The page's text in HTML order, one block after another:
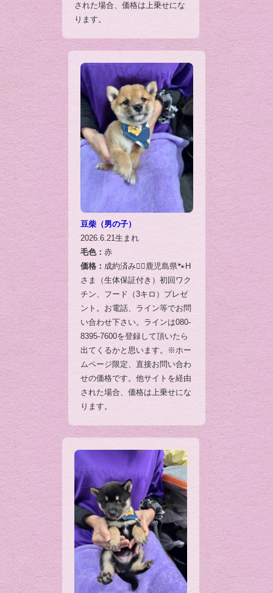
された場合、価格は上乗せにな
ります。
豆柴（男の子）
2026.6.21生まれ
毛色： 赤
価格： 成約済み🙇‍♂️鹿児島県🐾H
さま（生体保証付き）初回ワク
チン、フード（3キロ）プレゼ
ント。お電話、ライン等でお問
い合わせ下さい。ラインは080-
8395-7600を登録して頂いたら
出てくるかと思います。※ホー
ムページ限定、直接お問い合わ
せの価格です。他サイトを経由
された場合、価格は上乗せにな
ります。